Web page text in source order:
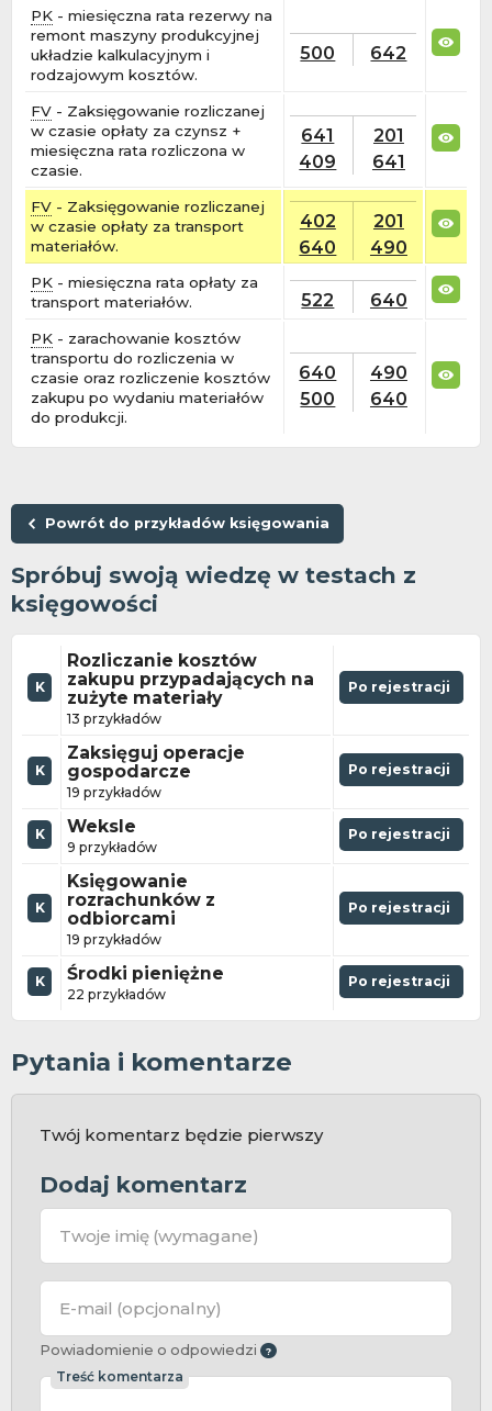
PK - miesięczna rata rezerwy na
remont maszyny produkcyjnej
układzie kalkulacyjnym i
rodzajowym kosztów.
500 642
FV - Zaksięgowanie rozliczanej
w czasie opłaty za czynsz +
miesięczna rata rozliczona w
czasie.
641
409
201
641
FV - Zaksięgowanie rozliczanej
w czasie opłaty za transport
materiałów.
402
640
201
490
PK - miesięczna rata opłaty za
transport materiałów.
522 640
PK - zarachowanie kosztów
transportu do rozliczenia w
czasie oraz rozliczenie kosztów
zakupu po wydaniu materiałów
do produkcji.
640
500
490
640
Powrót do przykładów księgowania
Spróbuj swoją wiedzę w testach z
księgowości
K
Rozliczanie kosztów
zakupu przypadających na
zużyte materiały
13 przykładów
Po rejestracji
K
Zaksięguj operacje
gospodarcze
19 przykładów
Po rejestracji
K Weksle
9 przykładów
Po rejestracji
K
Księgowanie
rozrachunków z
odbiorcami
19 przykładów
Po rejestracji
K Środki pieniężne
22 przykładów
Po rejestracji
Pytania i komentarze
Twój komentarz będzie pierwszy
Dodaj komentarz
Twoje imię (wymagane)
E-mail (opcjonalny)
Powiadomienie o odpowiedzi
Treść komentarza